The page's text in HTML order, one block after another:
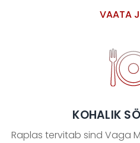
VAATA
KOHALIK
Raplas tervitab sind Vaga